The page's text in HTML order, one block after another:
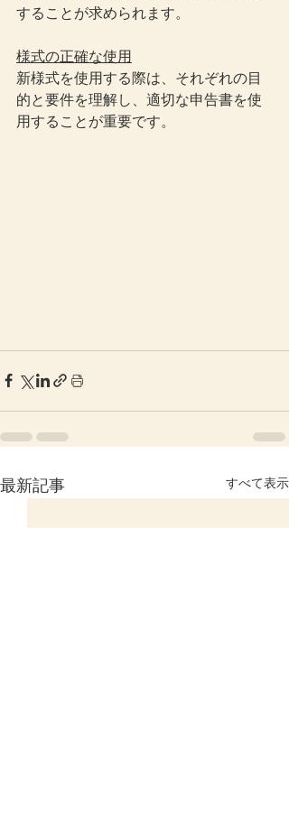
することが求められます。
様式の正確な使用
新様式を使用する際は、それぞれの目
的と要件を理解し、適切な申告書を使
用することが重要です。
最新記事 すべて表示